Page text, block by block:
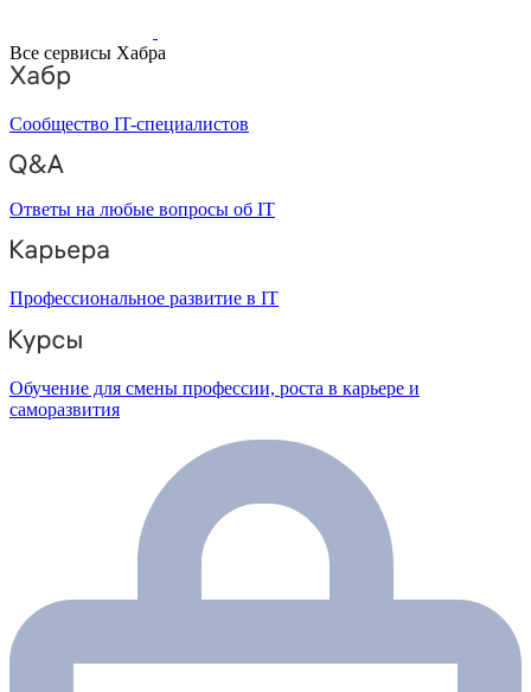
Все сервисы Хабра
Сообщество IT-специалистов
Ответы на любые вопросы об IT
Профессиональное развитие в IT
Обучение для смены профессии, роста в карьере и
саморазвития